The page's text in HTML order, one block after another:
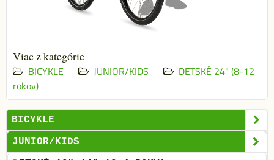
Viac z kategórie
BICYKLE
JUNIOR/KIDS
DETSKÉ 24" (8-12
rokov)
BICYKLE
JUNIOR/KIDS